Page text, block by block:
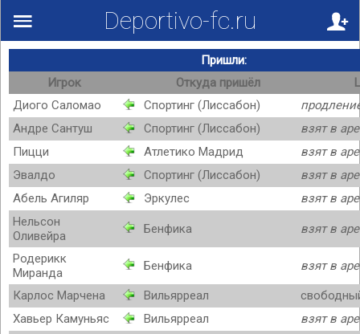
Deportivo-fc.ru
Пришли:
Игрок
Откуда пришёл
Диого Саломао
Спортинг (Лиссабон)
Андре Сантуш
Спортинг (Лиссабон)
взят в
Пицци
Атлетико Мадрид
взят в
Эвалдо
Спортинг (Лиссабон)
взят в
Абель Агиляр
Эркулес
взят в
Нельсон
Оливейра
Бенфика взят в
Родерикк
Миранда
Бенфика взят в
Карлос Марчена Вильярреал
Хавьер Камуньяс
Вильярреал
взят в